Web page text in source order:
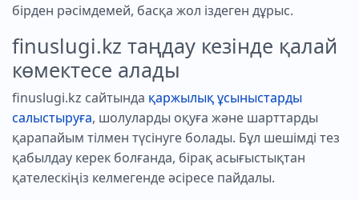
бірден рәсімдемей, басқа жол іздеген дұрыс.
finuslugi.kz таңдау кезінде қалай
көмектесе алады
finuslugi.kz сайтында қаржылық ұсыныстарды
салыстыруға, шолуларды оқуға және шарттарды
қарапайым тілмен түсінуге болады. Бұл шешімді тез
қабылдау керек болғанда, бірақ асығыстықтан
қателескіңіз келмегенде әсіресе пайдалы.